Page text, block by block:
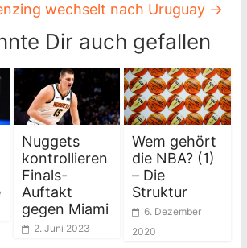
wechselt nach Uruguay →
Dir auch gefallen
Nuggets
kontrollieren
Finals-
Auftakt
gegen Miami
2. Juni 2023
Wem gehört
die NBA? (1)
– Die
Struktur
6. Dezember
2020